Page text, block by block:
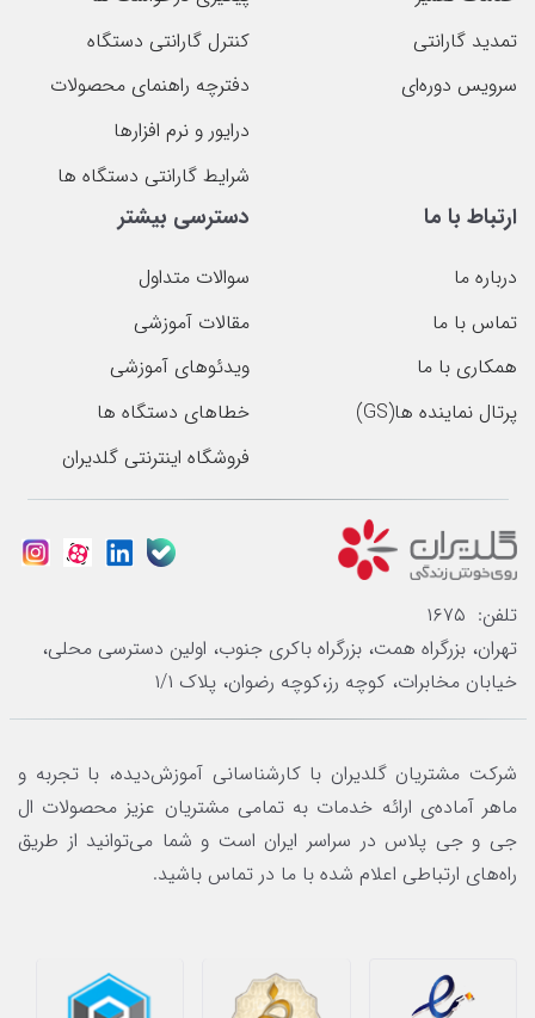
تمدید گارانتی
سرویس دوره‌ای
کنترل گارانتی دستگاه
دفترچه راهنمای محصولات
درایور و نرم افزارها
شرایط گارانتی دستگاه ها
ارتباط با ما
درباره ما
تماس با ما
همکاری با ما
پرتال نماینده ها(GS)
دسترسی بیشتر
سوالات متداول
مقالات آموزشی
ویدئوهای آموزشی
خطاهای دستگاه ها
فروشگاه اینترنتی گلدیران
تلفن: ۱۶۷۵
تهران، بزرگراه همت، بزرگراه باکری جنوب، اولین دسترسی محلی،
خیابان مخابرات، کوچه رز،کوچه رضوان، پلاک ۱/۱
شرکت مشتریان گلدیران با کارشناسانی آموزش‌دیده، با تجربه و
ماهر آماده‌ی ارائه خدمات به تمامی مشتریان عزیز محصولات ال
جی و جی پلاس در سراسر ایران است و شما می‌توانید از طریق
راه‌های ارتباطی اعلام شده با ما در تماس باشید.